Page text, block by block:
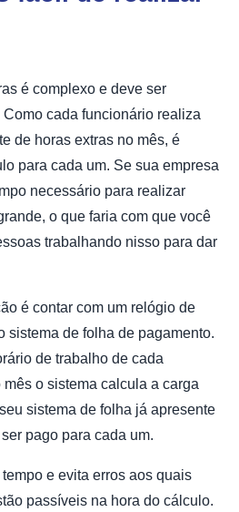
é complexo e deve ser
cada funcionário realiza
de horas extras no mês, é
para cada um. Se sua empresa
necessário para realizar
o que faria com que você
trabalhando nisso para dar
é contar com um relógio de
sistema de folha de pagamento.
de trabalho de cada
o sistema calcula a carga
sistema de folha já apresente
pago para cada um.
e evita erros aos quais
passíveis na hora do cálculo.